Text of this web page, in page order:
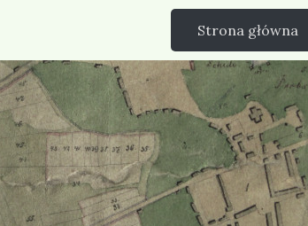
Strona główna